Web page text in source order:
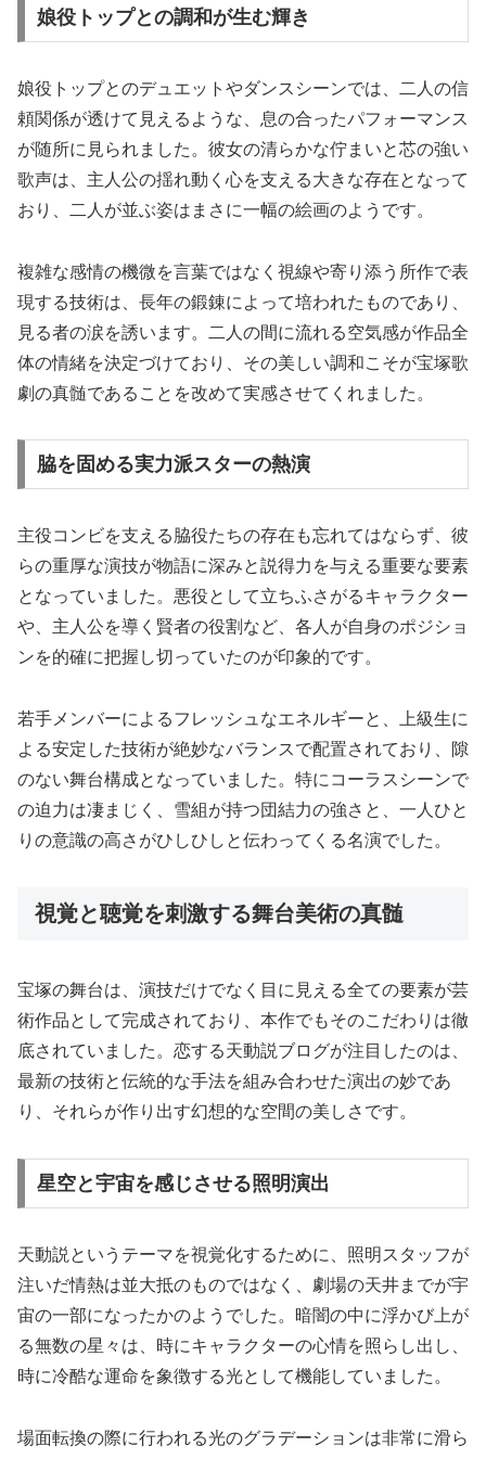
娘役トップとの調和が生む輝き
娘役トップとのデュエットやダンスシーンでは、二人の信
頼関係が透けて見えるような、息の合ったパフォーマンス
が随所に見られました。彼女の清らかな佇まいと芯の強い
歌声は、主人公の揺れ動く心を支える大きな存在となって
おり、二人が並ぶ姿はまさに一幅の絵画のようです。
複雑な感情の機微を言葉ではなく視線や寄り添う所作で表
現する技術は、長年の鍛錬によって培われたものであり、
見る者の涙を誘います。二人の間に流れる空気感が作品全
体の情緒を決定づけており、その美しい調和こそが宝塚歌
劇の真髄であることを改めて実感させてくれました。
脇を固める実力派スターの熱演
主役コンビを支える脇役たちの存在も忘れてはならず、彼
らの重厚な演技が物語に深みと説得力を与える重要な要素
となっていました。悪役として立ちふさがるキャラクター
や、主人公を導く賢者の役割など、各人が自身のポジショ
ンを的確に把握し切っていたのが印象的です。
若手メンバーによるフレッシュなエネルギーと、上級生に
よる安定した技術が絶妙なバランスで配置されており、隙
のない舞台構成となっていました。特にコーラスシーンで
の迫力は凄まじく、雪組が持つ団結力の強さと、一人ひと
りの意識の高さがひしひしと伝わってくる名演でした。
視覚と聴覚を刺激する舞台美術の真髄
宝塚の舞台は、演技だけでなく目に見える全ての要素が芸
術作品として完成されており、本作でもそのこだわりは徹
底されていました。恋する天動説ブログが注目したのは、
最新の技術と伝統的な手法を組み合わせた演出の妙であ
り、それらが作り出す幻想的な空間の美しさです。
星空と宇宙を感じさせる照明演出
天動説というテーマを視覚化するために、照明スタッフが
注いだ情熱は並大抵のものではなく、劇場の天井までが宇
宙の一部になったかのようでした。暗闇の中に浮かび上が
る無数の星々は、時にキャラクターの心情を照らし出し、
時に冷酷な運命を象徴する光として機能していました。
場面転換の際に行われる光のグラデーションは非常に滑ら